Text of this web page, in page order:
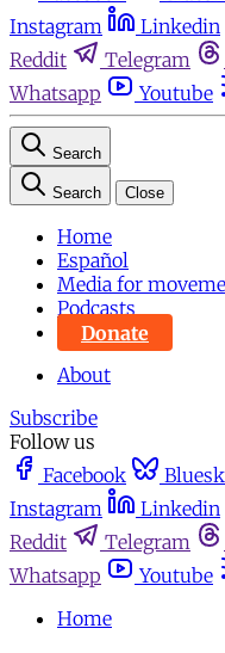
Instagram
Linkedin
Reddit
Telegram
Whatsapp
Youtube
Search
Search Close
Home
Español
Media for
Podcasts
Donate
About
Subscribe
Follow us
Facebook
Instagram
Linkedin
Reddit
Telegram
Whatsapp
Youtube
Home